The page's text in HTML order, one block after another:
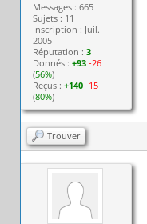
Messages : 665
Sujets : 11
Inscription : Juil.
2005
Réputation :3
Donnés :+93 -26
(56%)
Reçus :+140 -15
(80%)
Trouver